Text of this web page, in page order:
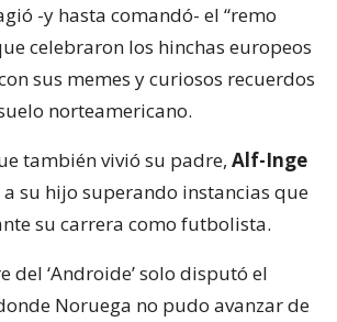
-y hasta comandó- el “remo
celebraron los hinchas europeos
sus memes y curiosos recuerdos
norteamericano.
también vivió su padre, Alf-Inge
a su hijo superando instancias que
su carrera como futbolista.
del ‘Androide’ solo disputó el
Noruega no pudo avanzar de